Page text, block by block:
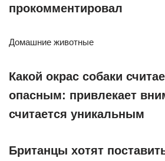
прокомментировал
Домашние животные
Какой окрас собаки
опасным: привлекает
считается уникальным
Британцы хотят